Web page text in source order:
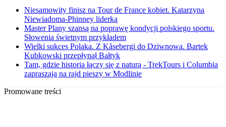
Niesamowity finisz na Tour de France kobiet. Katarzyna
Niewiadoma-Phinney liderką
Master Plany szansą na poprawę kondycji polskiego sportu.
Słowenia świetnym przykładem
Wielki sukces Polaka. Z Kåsebergi do Dziwnowa. Bartek
Kubkowski przepłynął Bałtyk
Tam, gdzie historia łączy się z naturą - TrekTours i Columbia
zapraszają na rajd pieszy w Modlinie
Promowane treści